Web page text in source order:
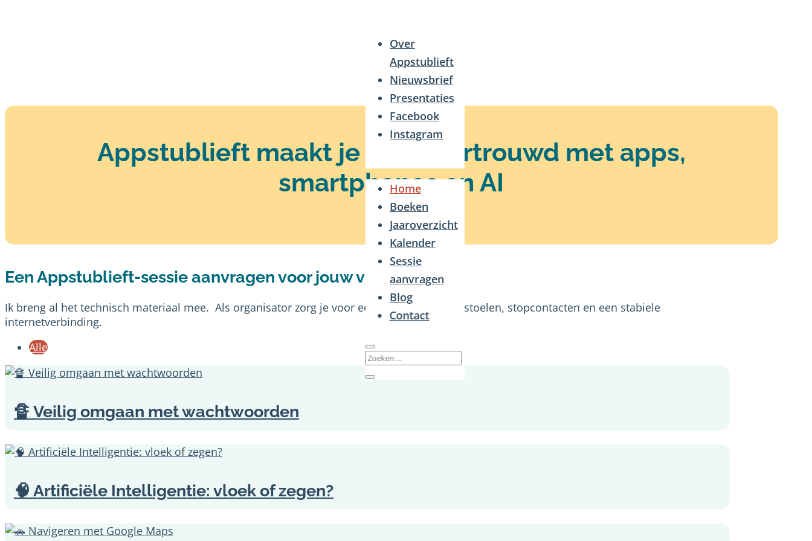
Over
Appstublieft
Nieuwsbrief
Presentaties
Facebook
Instagram
Home
Boeken
Jaaroverzicht
Kalender
Sessie
aanvragen
Blog
Contact
Appstublieft maakt je meer vertrouwd met apps,
smartphones en AI
Een Appstublieft-sessie aanvragen voor jouw vereniging?
Ik breng al het technisch materiaal mee. Als organisator zorg je voor een leslokaal, tafels, stoelen, stopcontacten en een stabiele
internetverbinding.
Alle
🔏 Veilig omgaan met wachtwoorden
🧠 Artificiële Intelligentie: vloek of zegen?